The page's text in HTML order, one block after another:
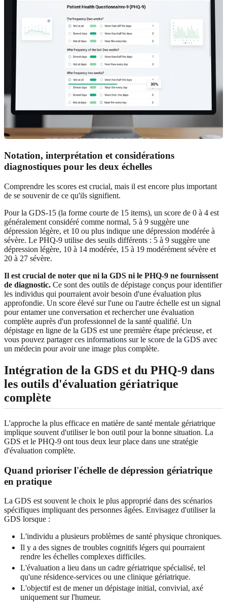
Notation, interprétation et considérations
diagnostiques pour les deux échelles
Comprendre les scores est crucial, mais il est encore plus important
de se souvenir de ce qu'ils signifient.
Pour la GDS-15 (la forme courte de 15 items), un score de 0 à 4 est
généralement considéré comme normal, 5 à 9 suggère une
dépression légère, et 10 ou plus indique une dépression modérée à
sévère. Le PHQ-9 utilise des seuils différents : 5 à 9 suggère une
dépression légère, 10 à 14 modérée, 15 à 19 modérément sévère et
20 à 27 sévère.
Il est crucial de noter que ni la GDS ni le PHQ-9 ne fournissent
de diagnostic. Ce sont des outils de dépistage conçus pour identifier
les individus qui pourraient avoir besoin d'une évaluation plus
approfondie. Un score élevé sur l'une ou l'autre échelle est un signal
pour entamer une conversation et rechercher une évaluation
complète auprès d'un professionnel de la santé qualifié. Un
dépistage en ligne de la GDS est une première étape précieuse, et
vous pouvez partager ces informations sur le score de la GDS avec
un médecin pour avoir une image plus complète.
Intégration de la GDS et du PHQ-9 dans
les outils d'évaluation gériatrique
complète
L'approche la plus efficace en matière de santé mentale gériatrique
implique souvent d'utiliser le bon outil pour la bonne situation. La
GDS et le PHQ-9 ont tous deux leur place dans une stratégie
d'évaluation complète.
Quand prioriser l'échelle de dépression gériatrique
en pratique
La GDS est souvent le choix le plus approprié dans des scénarios
spécifiques impliquant des personnes âgées. Envisagez d'utiliser la
GDS lorsque :
L'individu a plusieurs problèmes de santé physique chroniques.
Il y a des signes de troubles cognitifs légers qui pourraient
rendre les échelles complexes difficiles.
L'évaluation a lieu dans un cadre gériatrique spécialisé, tel
qu'une résidence-services ou une clinique gériatrique.
L'objectif est de mener un dépistage initial, convivial, axé
uniquement sur l'humeur.